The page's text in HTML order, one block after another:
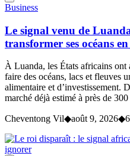
Business
Le signal venu de
transformer ses océans
À Luanda, les États africains ont
faire des océans, lacs et fleuves
alimentaire et d’investissement.
marché déjà estimé à près de
Cheventong Vil◆août 9, 2026◆